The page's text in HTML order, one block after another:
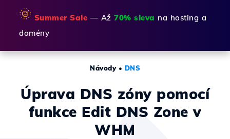
🌞 Summer Sale — Až 70% sleva na hosting a
domény
Návody• DNS
Úprava DNS zóny pomocí
funkce Edit DNS Zone v
WHM